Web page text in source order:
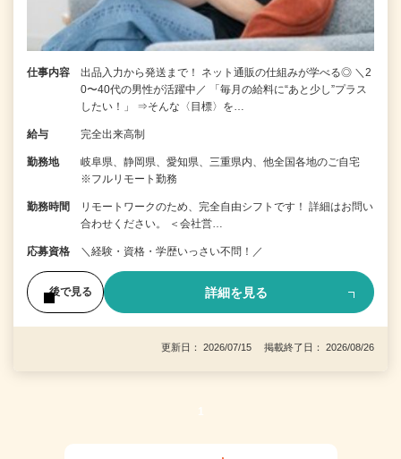
仕事内容
出品入力から発送まで！ ネット通販の仕組みが学べる◎ ＼2
0〜40代の男性が活躍中／ 「毎月の給料に“あと少し”プラス
したい！」 ⇒そんな〈目標〉を…
給与 完全出来高制
勤務地
岐阜県、静岡県、愛知県、三重県内、他全国各地のご自宅
※フルリモート勤務
勤務時間
リモートワークのため、完全自由シフトです！ 詳細はお問い
合わせください。 ＜会社営…
応募資格 ＼経験・資格・学歴いっさい不問！／
後で見る 詳細を見る
更新日： 2026/07/15 掲載終了日： 2026/08/26
1